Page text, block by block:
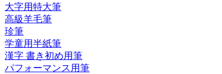
大字用特大筆
高級羊毛筆
珍筆
学童用半紙筆
漢字 書き初め用筆
パフォーマンス用筆